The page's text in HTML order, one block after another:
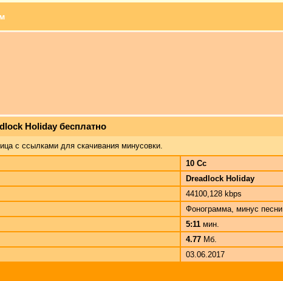
Holiday бесплатно
с ссылками для скачивания минусовки.
10 Cc
Dreadlock Holiday
44100,128 kbps
Фонограмма, минус песни
5:11 мин.
4.77 Мб.
03.06.2017